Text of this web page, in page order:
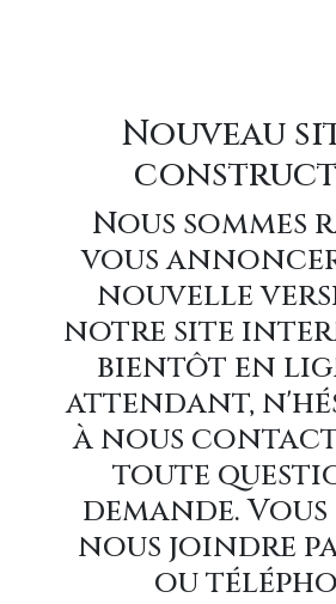
Nouveau
Nous sommes
vous
nouvelle
notre site
bientôt en
attendant,
à nous
toute
demande.
nous joindre
ou